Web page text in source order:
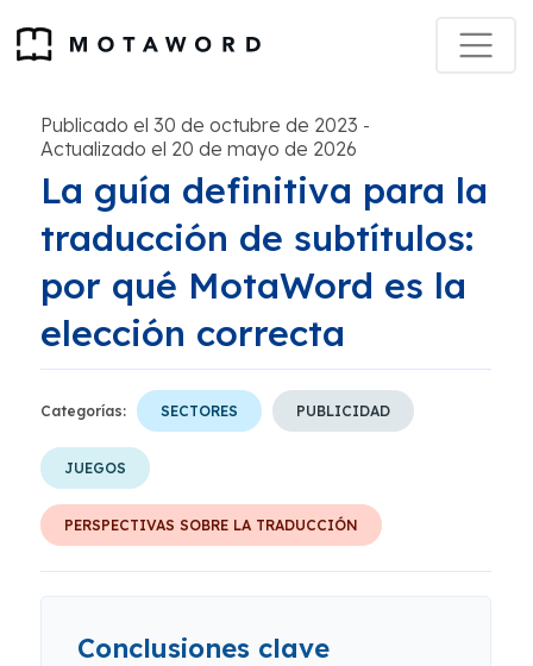
Publicado el 30 de octubre de 2023 -
Actualizado el 20 de mayo de 2026
La guía definitiva para la
traducción de subtítulos:
por qué MotaWord es la
elección correcta
Categorías: SECTORES PUBLICIDAD
JUEGOS
PERSPECTIVAS SOBRE LA TRADUCCIÓN
Conclusiones clave